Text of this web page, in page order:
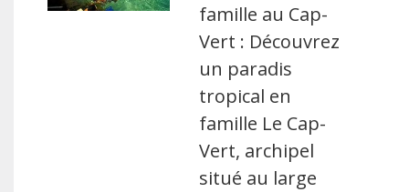
famille au Cap-
Vert : Découvrez
un paradis
tropical en
famille Le Cap-
Vert, archipel
situé au large